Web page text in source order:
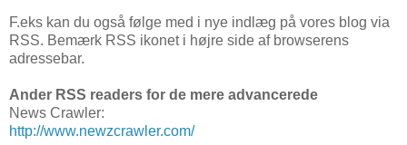
F.eks kan du også følge med i nye indlæg på vores blog via
RSS. Bemærk RSS ikonet i højre side af browserens
adressebar.
Ander RSS readers for de mere advancerede
News Crawler:
http://www.newzcrawler.com/